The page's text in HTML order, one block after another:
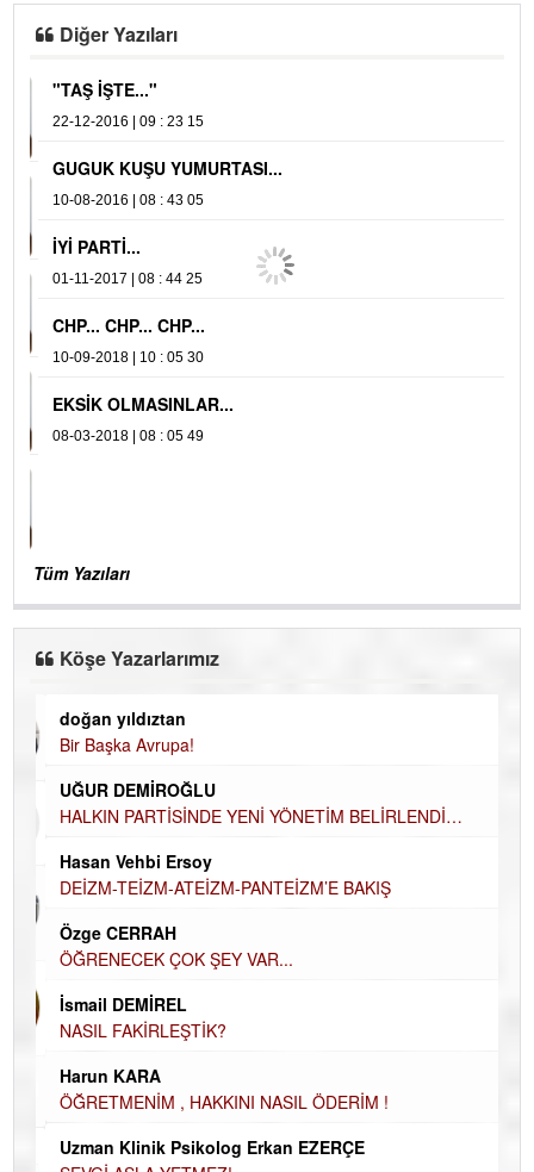
Diğer Yazıları
"TAŞ İŞTE..."
22-12-2016 | 09 : 23 15
GUGUK KUŞU YUMURTASI...
10-08-2016 | 08 : 43 05
İYİ PARTİ...
01-11-2017 | 08 : 44 25
CHP... CHP... CHP...
10-09-2018 | 10 : 05 30
EKSİK OLMASINLAR...
08-03-2018 | 08 : 05 49
Tüm Yazıları
Köşe Yazarlarımız
doğan yıldıztan
Bir Başka Avrupa!
UĞUR DEMİROĞLU
HALKIN PARTİSİNDE YENİ YÖNETİM BELİRLENDİ…
Hasan Vehbi Ersoy
DEİZM-TEİZM-ATEİZM-PANTEİZM’E BAKIŞ
Özge CERRAH
ÖĞRENECEK ÇOK ŞEY VAR...
İsmail DEMİREL
NASIL FAKİRLEŞTİK?
Harun KARA
ÖĞRETMENİM , HAKKINI NASIL ÖDERİM !
Uzman Klinik Psikolog Erkan EZERÇE